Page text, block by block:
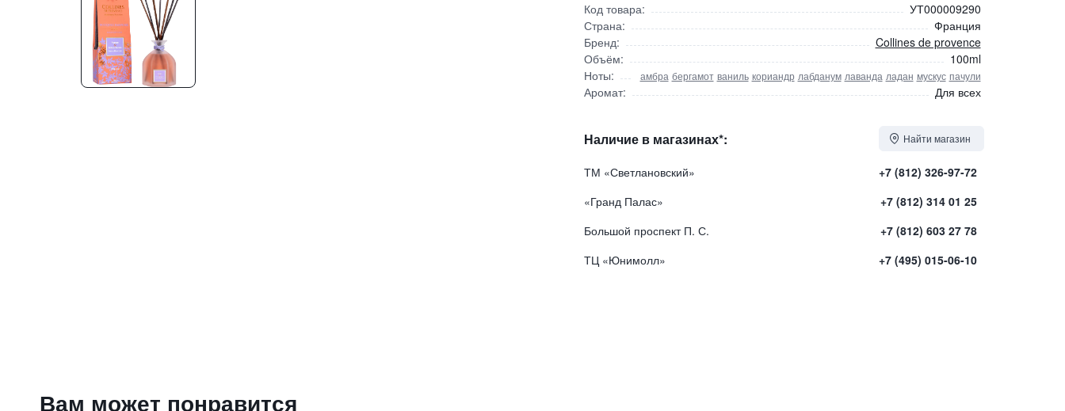
Код товара:
УТ000009290
Страна:
Франция
Бренд:
Collines de provence
Объём:
100ml
Ноты:
амбра бергамот ваниль кориандр лабданум лаванда ладан мускус пачули
Аромат: Для всех
Наличие в магазинах*: Найти магазин
ТМ «Светлановский»
+7 (812) 326-97-72
«Гранд Палас»
+7 (812) 314 01 25
Большой проспект П. С.
+7 (812) 603 27 78
ТЦ «Юнимолл»
+7 (495) 015-06-10
Вам может понравится